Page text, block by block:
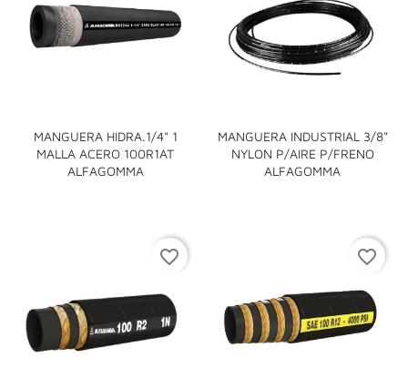
MANGUERA HIDRA.1/4" 1
MALLA ACERO 100R1AT
ALFAGOMMA
MANGUERA INDUSTRIAL 3/8"
NYLON P/AIRE P/FRENO
ALFAGOMMA
favorite_border favorite_border